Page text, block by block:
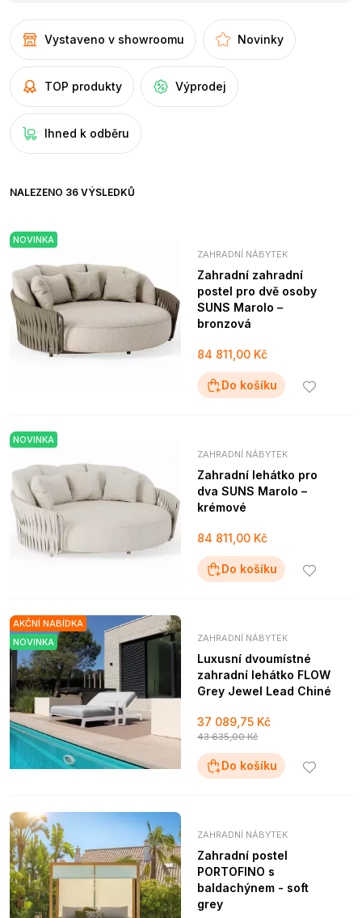
Vystaveno v showroomu Novinky
TOP produkty Výprodej
Ihned k odběru
NALEZENO 36 VÝSLEDKŮ
NOVINKA
ZAHRADNÍ NÁBYTEK
Zahradní zahradní
postel pro dvě osoby
SUNS Marolo –
bronzová
84 811,00 Kč
Do košíku
NOVINKA
ZAHRADNÍ NÁBYTEK
Zahradní lehátko pro
dva SUNS Marolo –
krémové
84 811,00 Kč
Do košíku
AKČNÍ NABÍDKA
NOVINKA
ZAHRADNÍ NÁBYTEK
Luxusní dvoumístné
zahradní lehátko FLOW
Grey Jewel Lead Chiné
37 089,75 Kč
43 635,00 Kč
Do košíku
ZAHRADNÍ NÁBYTEK
Zahradní postel
PORTOFINO s
baldachýnem - soft
grey